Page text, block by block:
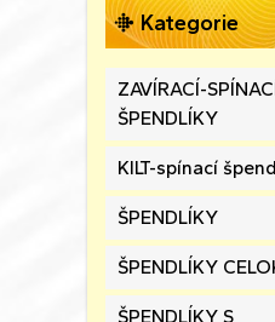
Kategorie
ZAVÍRACÍ-
ŠPENDLÍKY
KILT-spínací
ŠPENDLÍKY
ŠPENDLÍKY
ŠPENDLÍKY S